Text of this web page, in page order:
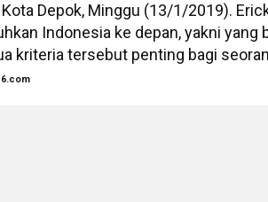
Depok, Minggu (13/1/2019).
Indonesia ke depan, yakni
kriteria tersebut penting bagi